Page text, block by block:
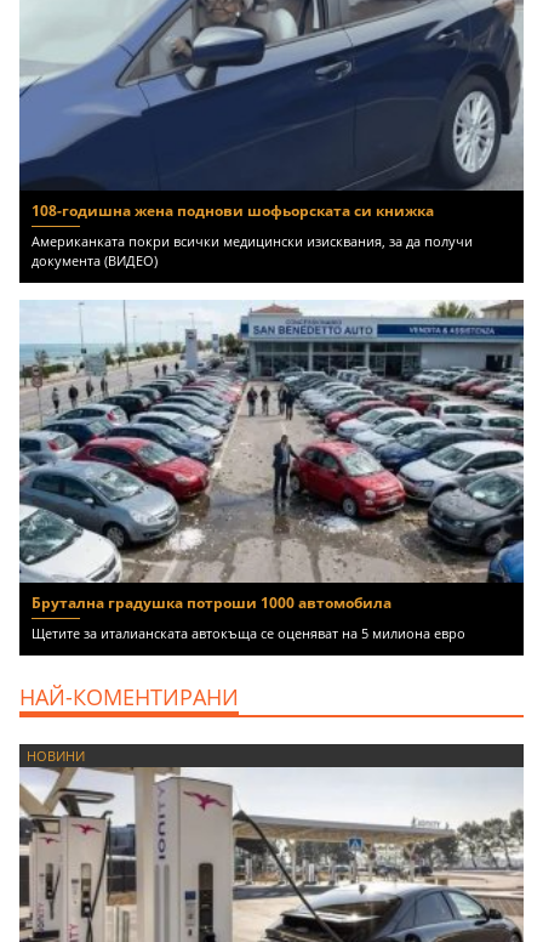
108-годишна жена поднови шофьорската си книжка
Американката покри всички медицински изисквания, за да получи
документа (ВИДЕО)
Брутална градушка потроши 1000 автомобила
Щетите за италианската автокъща се оценяват на 5 милиона евро
НАЙ-КОМЕНТИРАНИ
НОВИНИ